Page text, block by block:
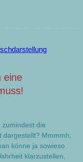
eine
die
Mmmmh,
könne ja sowieso
klarzustellen,